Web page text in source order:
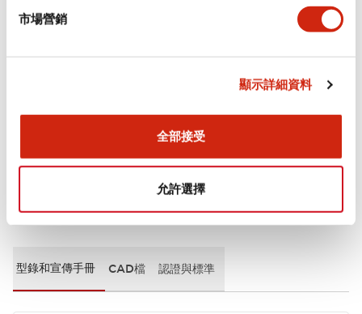
市場營銷
顯示詳細資料
全部接受
允許選擇
環境規範
安裝和安裝規範
文件和檔案
型錄和宣傳手冊 CAD檔 認證與標準